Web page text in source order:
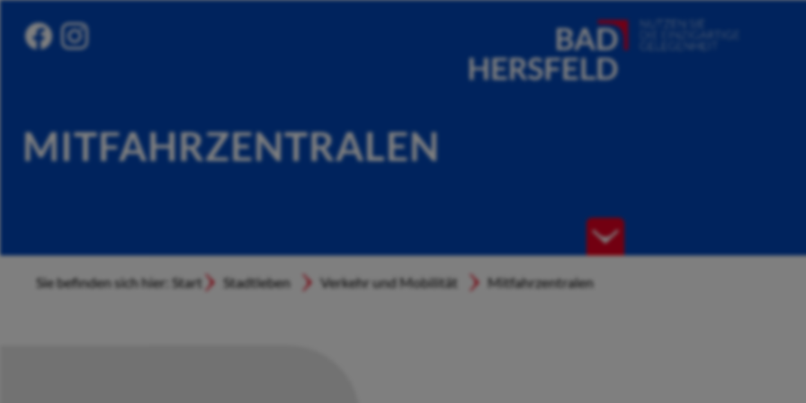
MITFAHRZENTRALEN
Sie befinden sich hier: Start Stadtleben Verkehr und Mobilität Mitfahrzentralen